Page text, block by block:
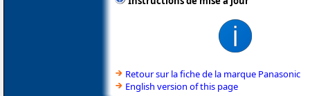
Retour sur la fiche de la marque Panasonic
English version of this page